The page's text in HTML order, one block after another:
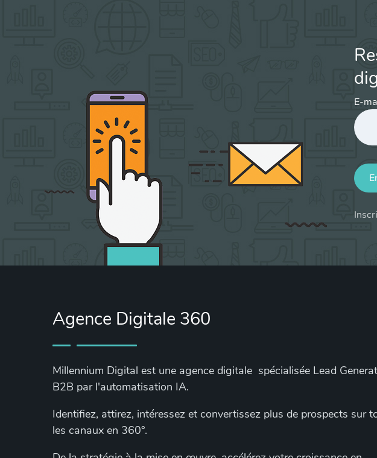
E-
Agence Digitale 360
Millennium Digital est une agence digitale spécialisée Lead
B2B par l'automatisation IA.
Identifiez, attirez, intéressez et convertissez plus de prospects sur
les canaux en 360°.